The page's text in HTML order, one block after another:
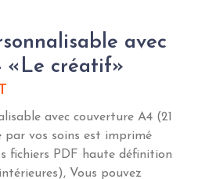
avec
«Le créatif»
avec couverture A4 (21
par vos soins est imprimé
fichiers PDF haute définition
Vous pouvez